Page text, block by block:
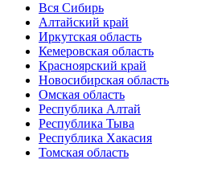
Вся Сибирь
Алтайский край
Иркутская область
Кемеровская область
Красноярский край
Новосибирская область
Омская область
Республика Алтай
Республика Тыва
Республика Хакасия
Томская область